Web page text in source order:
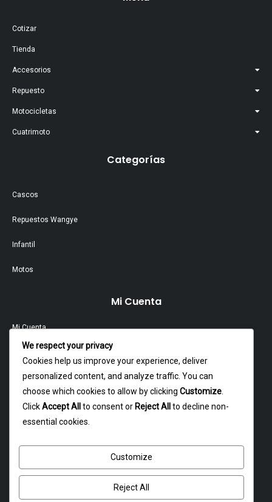
Cotizar
Tienda
Accesorios
Repuesto
Motocicletas
Cuatrimoto
Categorías
Cascos
Repuestos Wangye
Infantil
Motos
Mi Cuenta
Mi Cuenta
Garantía Y Devoluciones
Política Y Privacidad
Dagoberto godoy 16, cerrillos
atencion@rxmotochile.cl
We respect your privacy
Cookies help us improve your experience, deliver
personalized content, and analyze traffic. You can
choose which cookies to allow by clicking Customize
ClickAccept All to consent or Reject All to decline non-
essential cookies.
Customize
Reject All